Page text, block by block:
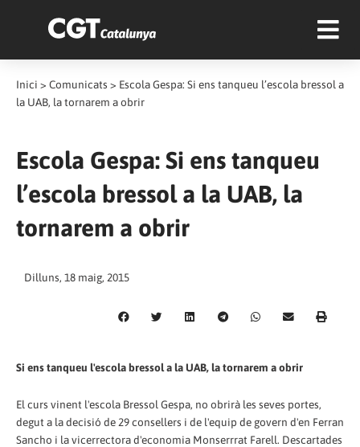
Inici > Comunicats > Escola Gespa: Si ens tanqueu l’escola bressol a
la UAB, la tornarem a obrir
Escola Gespa: Si ens tanqueu
l’escola bressol a la UAB, la
tornarem a obrir
Dilluns, 18 maig, 2015
Si ens tanqueu l'escola bressol a la UAB, la tornarem a obrir
El curs vinent l'escola Bressol Gespa, no obrirà les seves portes,
degut a la decisió de 29 consellers i de l'equip de govern d'en Ferran
Sancho i la vicerrectora d'economia Monserrrat Farell. Descartades